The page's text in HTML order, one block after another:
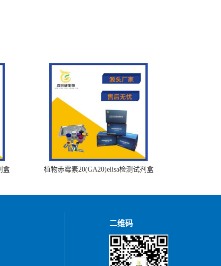
盒 植物赤霉素20(GA20)elisa检测试剂盒
二维码